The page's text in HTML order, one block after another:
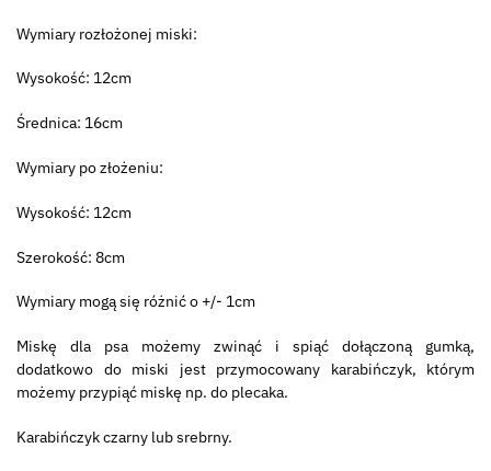
Wymiary rozłożonej miski:
Wysokość: 12cm
Średnica: 16cm
Wymiary po złożeniu:
Wysokość: 12cm
Szerokość: 8cm
Wymiary mogą się różnić o +/- 1cm
Miskę dla psa możemy zwinąć i spiąć dołączoną gumką,
dodatkowo do miski jest przymocowany karabińczyk, którym
możemy przypiąć miskę np. do plecaka.
Karabińczyk czarny lub srebrny.